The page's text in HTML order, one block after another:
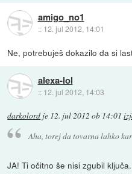
amigo_no1
:: 12. jul 2012, 14:01
Ne, potrebuješ dokazilo da si
alexa-lol
:: 12. jul 2012, 14:03
darkolord je 12. jul 2012 ob 14:01
Aha, torej da tovarna lahko
JA! Ti očitno še nisi zgubil